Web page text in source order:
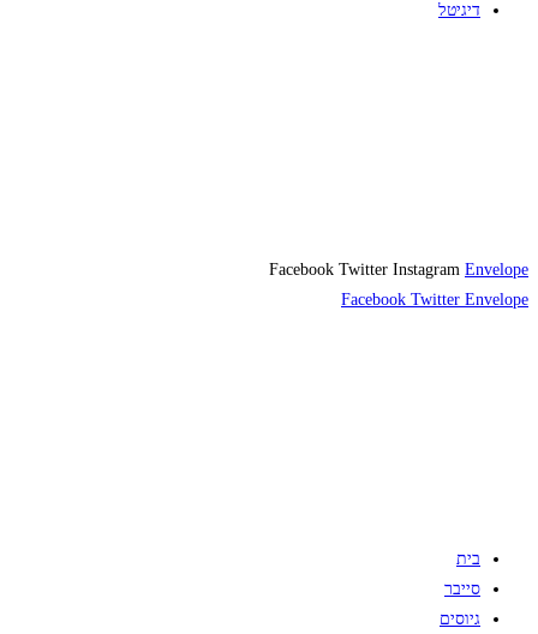
דיגיטל
Facebook Twitter Instagram Envelope
Facebook Twitter Envelope
בית
סייבר
גיוסים